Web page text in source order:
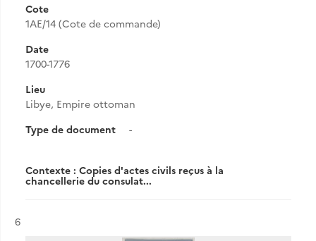
Cote
1AE/14 (Cote de commande)
Date
1700-1776
Lieu
Libye, Empire ottoman
Type de document
-
Contexte : Copies d'actes civils reçus à la
chancellerie du consulat...
Résultat n°
6